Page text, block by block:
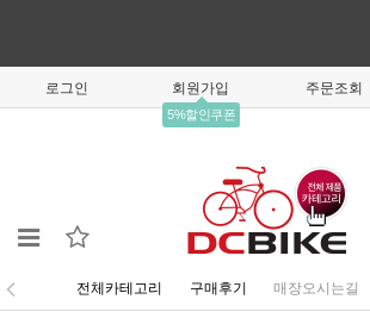
로그인 회원가입
5%할인쿠폰
주문조회
전체카테고리 구매후기 매장오시는길